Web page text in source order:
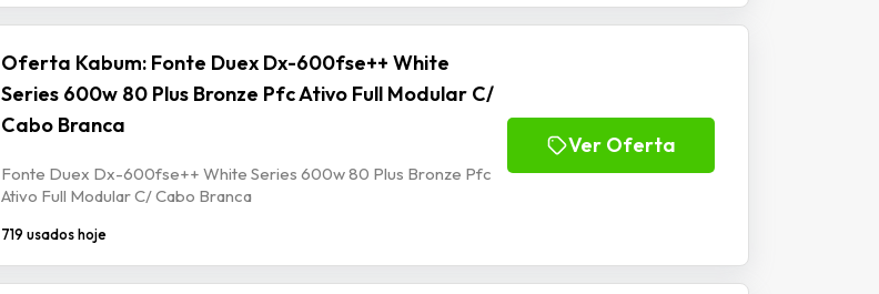
Oferta Kabum: Fonte Duex Dx-600fse++ White
Series 600w 80 Plus Bronze Pfc Ativo Full Modular C/
Cabo Branca
Fonte Duex Dx-600fse++ White Series 600w 80 Plus Bronze Pfc
Ativo Full Modular C/ Cabo Branca
719 usados hoje
Ver Oferta